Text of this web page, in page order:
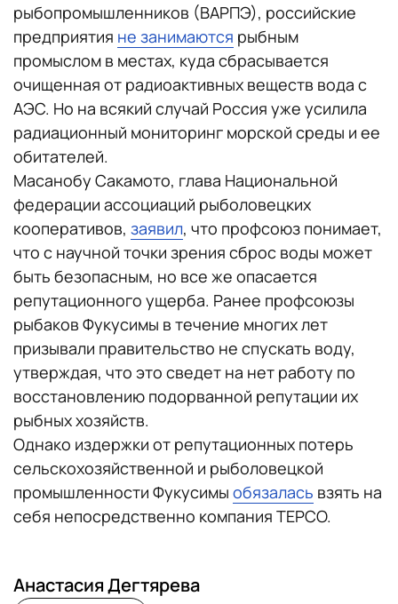
рыбопромышленников (ВАРПЭ), российские
предприятия не занимаются рыбным
промыслом в местах, куда сбрасывается
очищенная от радиоактивных веществ вода с
АЭС. Но на всякий случай Россия уже усилила
радиационный мониторинг морской среды и ее
обитателей.
Масанобу Сакамото, глава Национальной
федерации ассоциаций рыболовецких
кооперативов, заявил, что профсоюз понимает,
что с научной точки зрения сброс воды может
быть безопасным, но все же опасается
репутационного ущерба. Ранее профсоюзы
рыбаков Фукусимы в течение многих лет
призывали правительство не спускать воду,
утверждая, что это сведет на нет работу по
восстановлению подорванной репутации их
рыбных хозяйств.
Однако издержки от репутационных потерь
сельскохозяйственной и рыболовецкой
промышленности Фукусимы обязалась взять на
себя непосредственно компания TEPCO.
Анастасия Дегтярева